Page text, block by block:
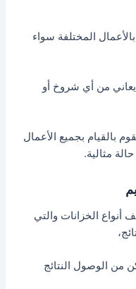
المختلفة سواء
من أي شروخ أو
بجميع الأعمال
مثالية.
الخزانات والتي
من الوصول النتائج